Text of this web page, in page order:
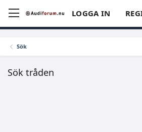
LOGGA IN
Sök
Sök tråden